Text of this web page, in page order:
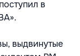
в
выдвинутые